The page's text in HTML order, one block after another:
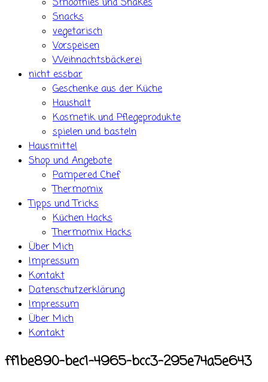
Smoothies und Shakes
Snacks
vegetarisch
Vorspeisen
Weihnachtsbäckerei
nicht essbar
Geschenke aus der Küche
Haushalt
Kosmetik und Pflegeprodukte
spielen und basteln
Hausmittel
Shop und Angebote
Pampered Chef
Thermomix
Tipps und Tricks
Küchen Hacks
Thermomix Hacks
Über Mich
Impressum
Kontakt
Datenschutzerklärung
Impressum
Über Mich
Kontakt
ff1be890-bec1-4965-bcc3-295e74a5e643